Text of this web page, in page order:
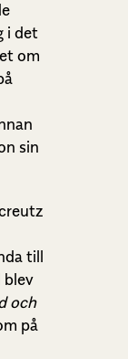
i det
om
sin
till
blev
och
på